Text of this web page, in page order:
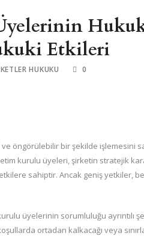
Etkileri
HUKUKU 0
öngörülebilir bir şekilde işlemesini
kurulu üyeleri, şirketin stratejik
sahiptir. Ancak geniş yetkiler,
üyelerinin sorumluluğu ayrıntılı
ortadan kalkacağı veya